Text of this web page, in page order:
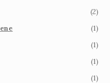
(2)
(1)
(1)
(1)
(1)